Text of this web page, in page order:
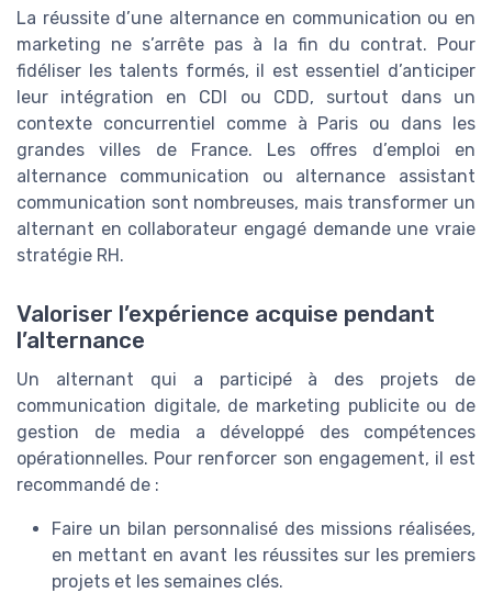
La réussite d’une alternance en communication ou en
marketing ne s’arrête pas à la fin du contrat. Pour
fidéliser les talents formés, il est essentiel d’anticiper
leur intégration en CDI ou CDD, surtout dans un
contexte concurrentiel comme à Paris ou dans les
grandes villes de France. Les offres d’emploi en
alternance communication ou alternance assistant
communication sont nombreuses, mais transformer un
alternant en collaborateur engagé demande une vraie
stratégie RH.
Valoriser l’expérience acquise pendant
l’alternance
Un alternant qui a participé à des projets de
communication digitale, de marketing publicite ou de
gestion de media a développé des compétences
opérationnelles. Pour renforcer son engagement, il est
recommandé de :
Faire un bilan personnalisé des missions réalisées,
en mettant en avant les réussites sur les premiers
projets et les semaines clés.